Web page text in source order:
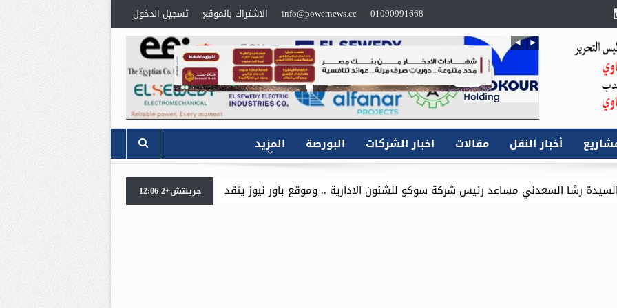
01090991668
info@powernews.cc الاشتراك بالموقع تسجيل الدخول
أخبار النقل مقالات اخبار الشركات البورصة المزيد
رئيس شركة سوكو للشئون الادارية .. وموقع باور نيوز يتقدم بخالص العزاء،
للمرة الثانية خلال ايام .. وزير البترول والثروة
جرينتش+2 12:06